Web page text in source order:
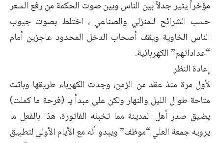
مؤخراً يثير جدلاً بين الناس وبين صوت الحكمة من رفع السعر
حسب الشرائح للمنزلي والصناعي ، اختلط بصوت جيوب
الناس الخاوية ويقف أصحاب الدخل المحدود عاجزين أمام
“عداداتهم” الكهربائية.
إعادة النظر
لأول مرة منذ عقد من الزمن، وجدت الكهرباء طريقها وباتت
متاحة طوال الليل والنهار ولكن على مبدأ يا (فرحة ما كملت)
يضيق صدر أهل المدينة مما تخبئه الفاتورة، هذا بالفعل ما
يرويه جمعة العلي “موظف” ويبدو أنه مع الأيام الأولى لتطبيق